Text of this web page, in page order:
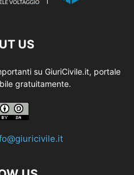
US
su GiuriCivile.it, portale
gratuitamente.